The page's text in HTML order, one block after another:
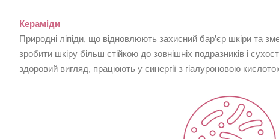
Кераміди
Природні ліпіди, що відновлюють захисний бар’єр шкіри та
зробити шкіру більш стійкою до зовнішніх подразників і
здоровий вигляд, працюють у синергії з гіалуроновою